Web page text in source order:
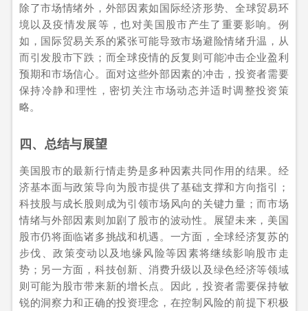
除了市场情绪外，外部因素如国际经济形势、全球贸易环
境以及疫情发展等，也对美国股市产生了重要影响。例
如，国际贸易关系的紧张可能导致市场避险情绪升温，从
而引发股市下跌；而全球疫情的反复则可能冲击企业盈利
预期和市场信心。面对这些外部因素的冲击，投资者需要
保持冷静和理性，密切关注市场动态并适时调整投资策
略。
四、总结与展望
美国股市的最新行情走势是多种因素共同作用的结果。经
济基本面与政策导向为股市提供了基础支撑和方向指引；
科技股与成长股则成为引领市场风向的关键力量；而市场
情绪与外部因素则加剧了股市的波动性。展望未来，美国
股市仍将面临诸多挑战和机遇。一方面，全球经济复苏的
步伐、政策变动以及地缘风险等因素将继续影响股市走
势；另一方面，科技创新、消费升级以及绿色经济等领域
则可能为股市带来新的增长点。因此，投资者需要保持敏
锐的洞察力和正确的投资理念，在控制风险的前提下积极